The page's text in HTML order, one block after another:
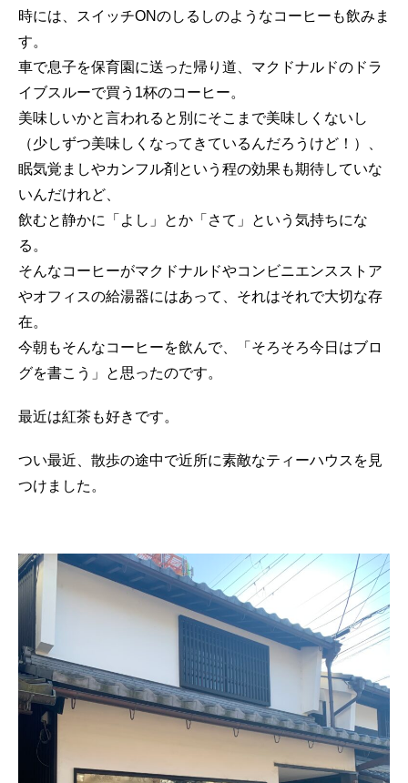
時には、スイッチONのしるしのようなコーヒーも飲みま
す。
車で息子を保育園に送った帰り道、マクドナルドのドラ
イブスルーで買う1杯のコーヒー。
美味しいかと言われると別にそこまで美味しくないし
（少しずつ美味しくなってきているんだろうけど！）、
眠気覚ましやカンフル剤という程の効果も期待していな
いんだけれど、
飲むと静かに「よし」とか「さて」という気持ちにな
る。
そんなコーヒーがマクドナルドやコンビニエンスストア
やオフィスの給湯器にはあって、それはそれで大切な存
在。
今朝もそんなコーヒーを飲んで、「そろそろ今日はブロ
グを書こう」と思ったのです。
最近は紅茶も好きです。
つい最近、散歩の途中で近所に素敵なティーハウスを見
つけました。